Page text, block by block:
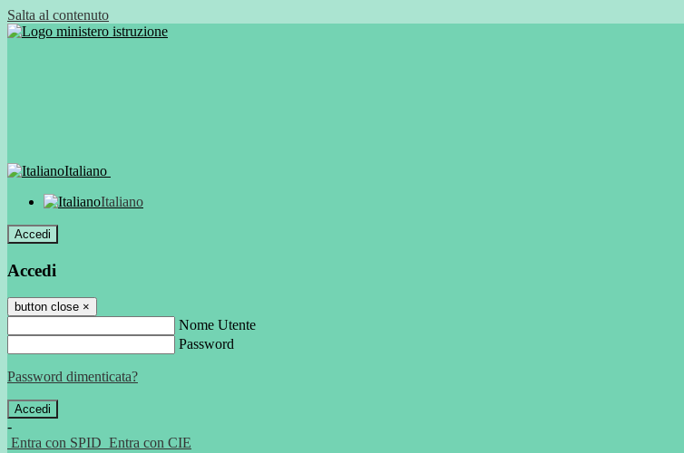
Salta al contenuto
Italiano
Italiano
Accedi
Accedi
button close ×
Nome Utente
Password
Password dimenticata?
-
Entra con SPID Entra con CIE